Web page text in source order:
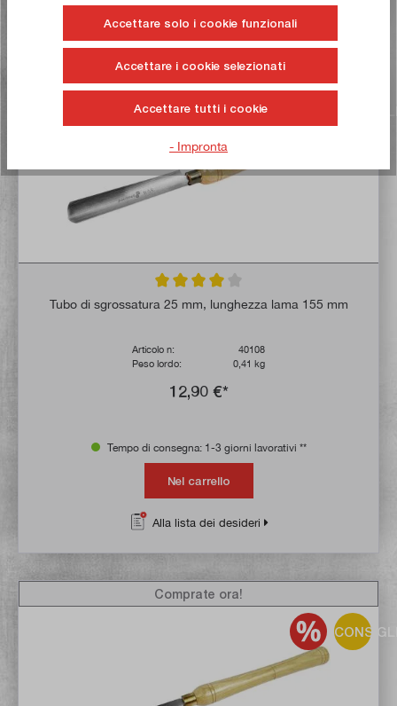
Valutazione media di 4 su 5 stelle
Tubo di sgrossatura 25 mm, lunghezza lama 155 mm
Articolo n:
40108
Peso lordo:
0,41 kg
12,90 €*
Comprate ora!
Tempo di consegna: 1-3 giorni lavorativi **
Nel carrello
Alla lista dei desideri
Comprate ora!
Accettare solo i cookie funzionali
Accettare i cookie selezionati
Accettare tutti i cookie
- Impronta